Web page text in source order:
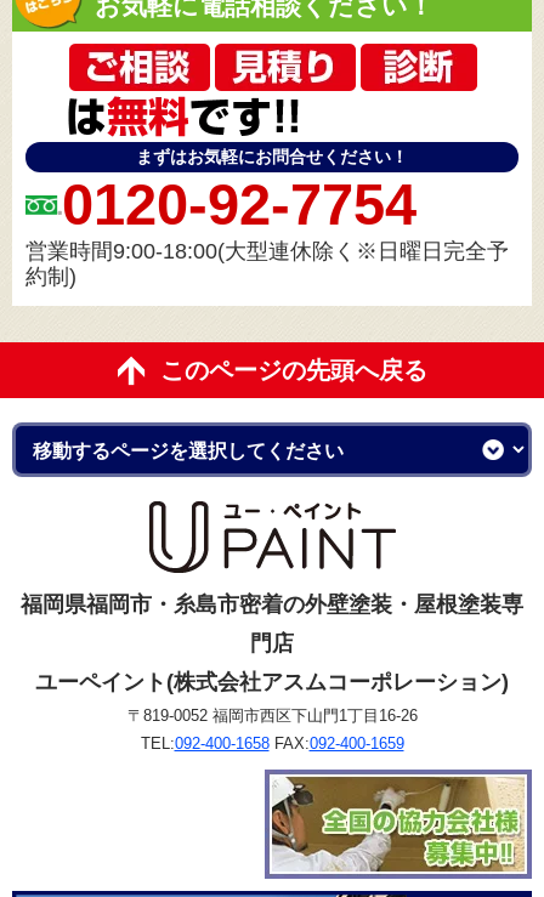
まずはお気軽にお問合せください！
0120-92-7754
営業時間9:00-18:00(大型連休除く※日曜日完全予
約制)
このページの先頭へ戻る
福岡県福岡市・糸島市密着の外壁塗装・屋根塗装専
門店
ユーペイント(株式会社アスムコーポレーション)
〒819-0052 福岡市西区下山門1丁目16-26
TEL:092-400-1658FAX:092-400-1659